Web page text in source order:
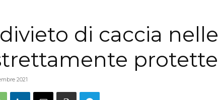
di caccia nelle
protette
2021